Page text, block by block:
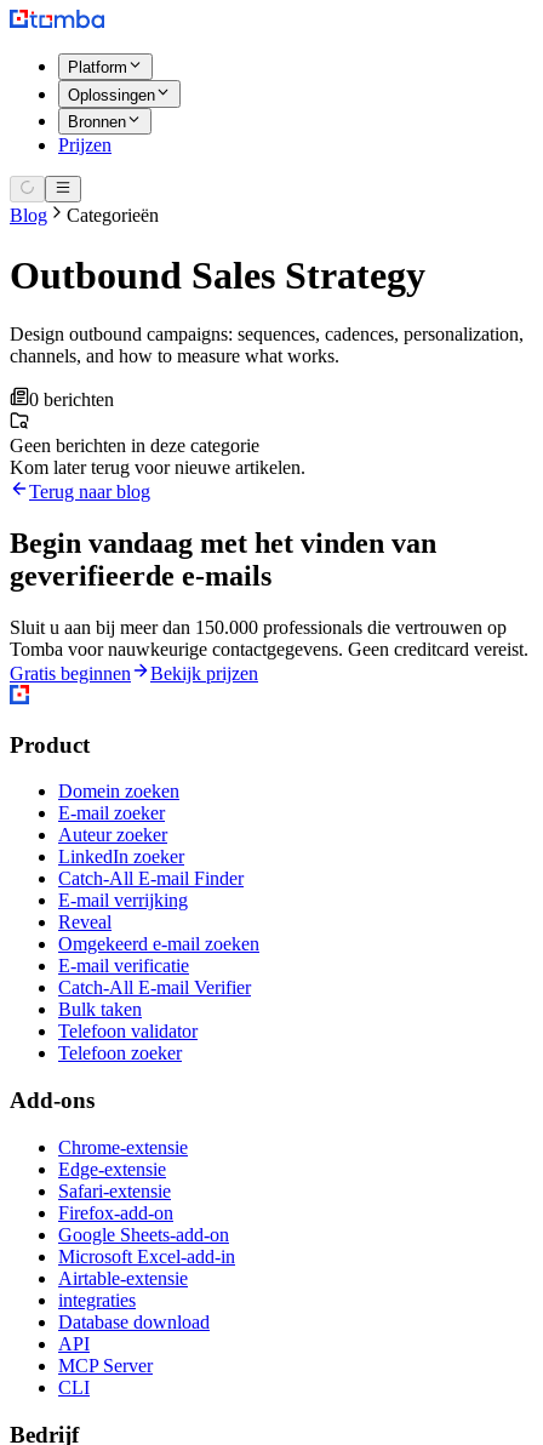
Platform
Oplossingen
Bronnen
Prijzen
Blog Categorieën
Outbound Sales Strategy
Design outbound campaigns: sequences, cadences, personalization,
channels, and how to measure what works.
0 berichten
Geen berichten in deze categorie
Kom later terug voor nieuwe artikelen.
Terug naar blog
Begin vandaag met het vinden van
geverifieerde e-mails
Sluit u aan bij meer dan 150.000 professionals die vertrouwen op
Tomba voor nauwkeurige contactgegevens. Geen creditcard vereist.
Gratis beginnen
Bekijk prijzen
Product
Domein zoeken
E-mail zoeker
Auteur zoeker
LinkedIn zoeker
Catch-All E-mail Finder
E-mail verrijking
Reveal
Omgekeerd e-mail zoeken
E-mail verificatie
Catch-All E-mail Verifier
Bulk taken
Telefoon validator
Telefoon zoeker
Add-ons
Chrome-extensie
Edge-extensie
Safari-extensie
Firefox-add-on
Google Sheets-add-on
Microsoft Excel-add-in
Airtable-extensie
integraties
Database download
API
MCP Server
CLI
Bedrijf